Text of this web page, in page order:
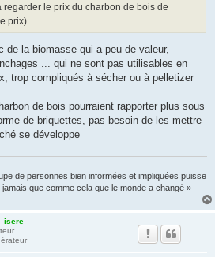
regarder le prix du charbon de bois de
prix)
de la biomasse qui a peu de valeur,
... qui ne sont pas utilisables en
trop compliqués à sécher ou à pelletizer
de bois pourraient rapporter plus sous
de briquettes, pas besoin de les mettre
se développe
de personnes bien informées et impliquées puisse
que comme cela que le monde a changé »